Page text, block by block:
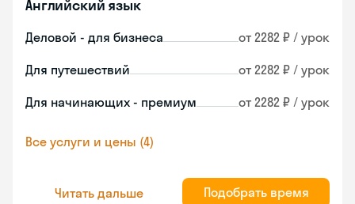
Английский язык
Деловой - для бизнеса от 2282 ₽ / урок
Для путешествий от 2282 ₽ / урок
Для начинающих - премиум от 2282 ₽ / урок
Все услуги и цены (4)
Читать дальше Подобрать время